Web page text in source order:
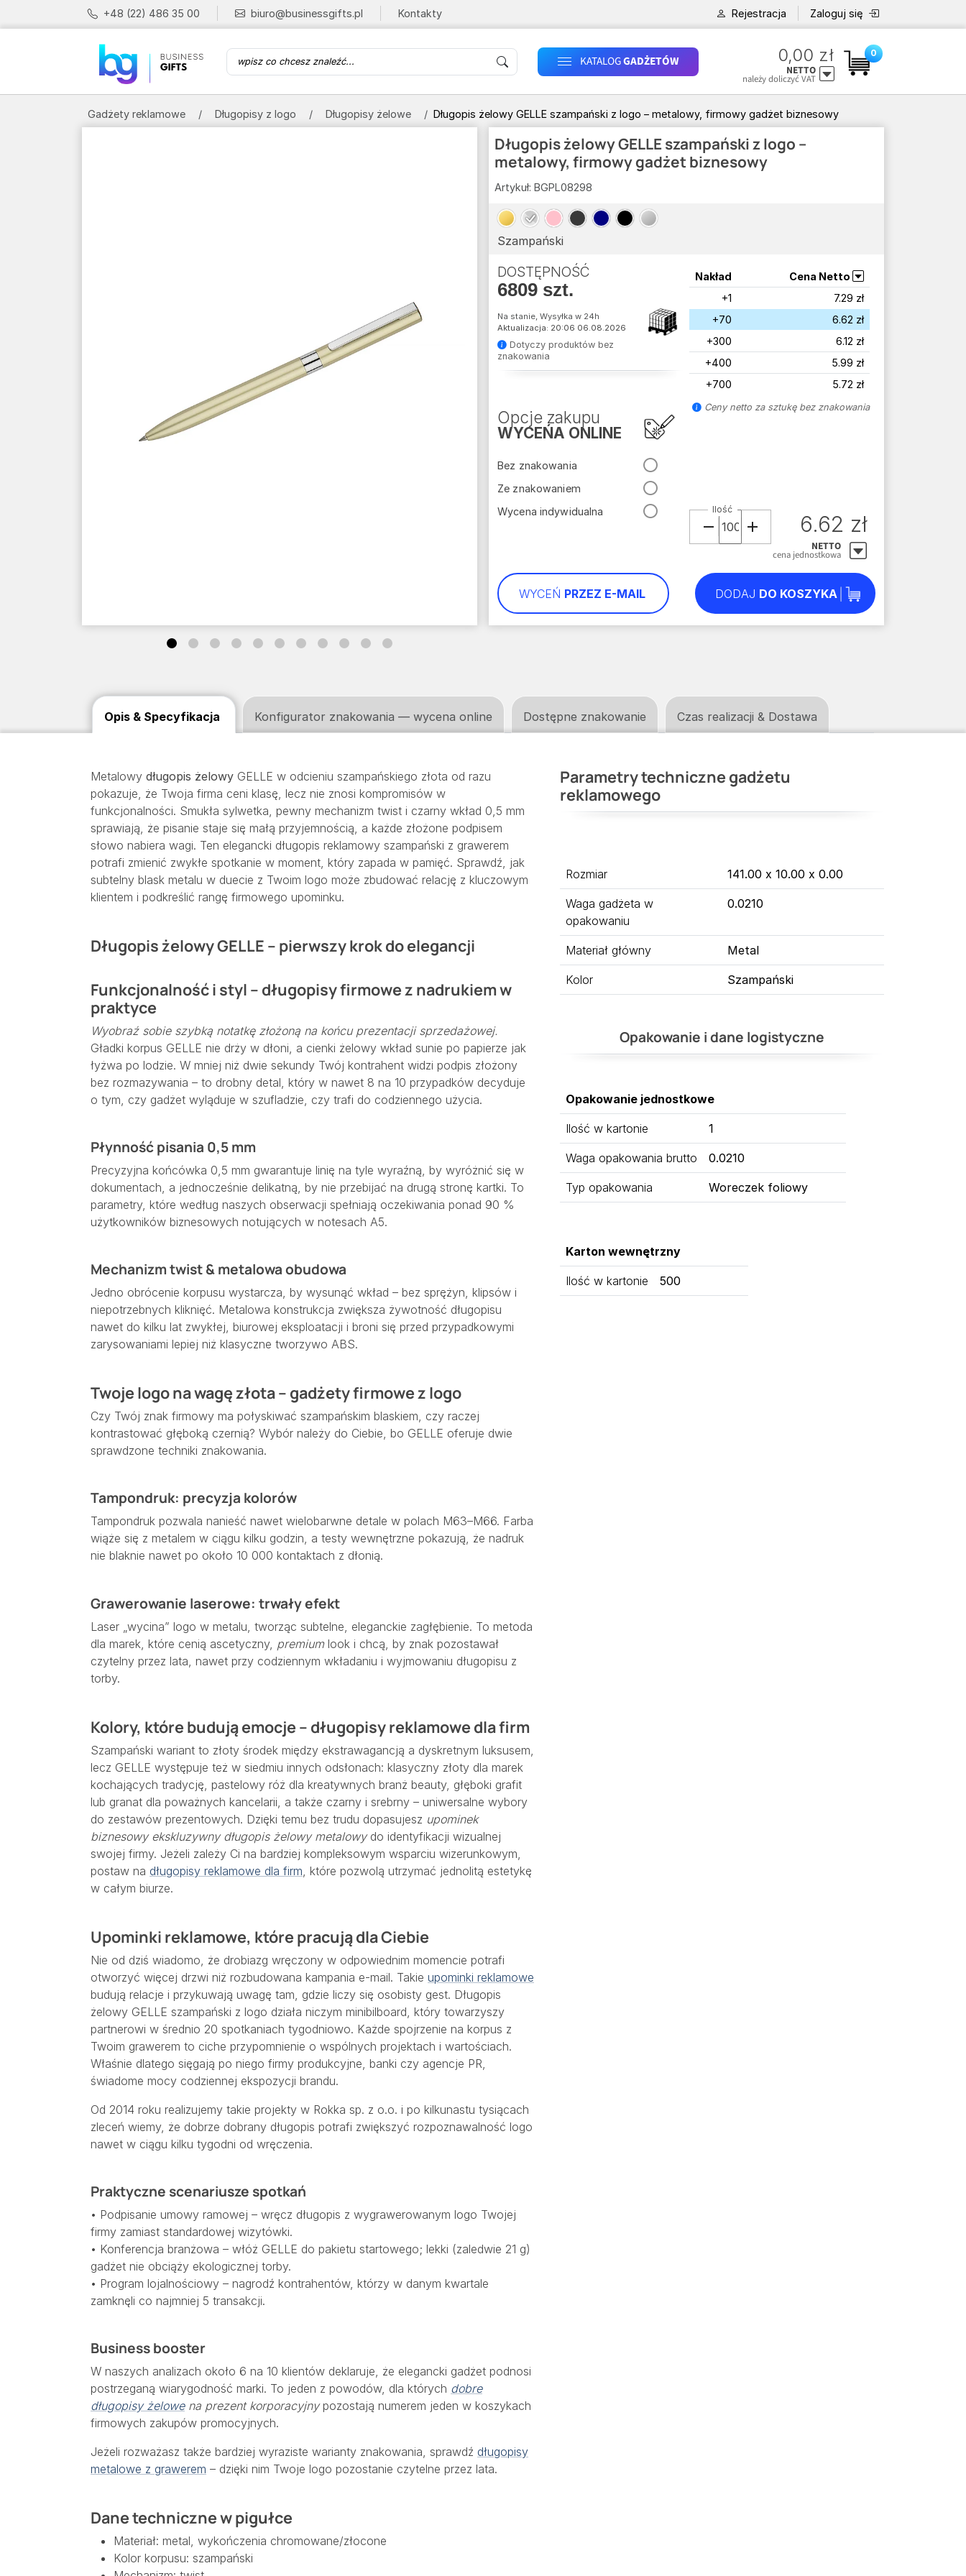
+48 (22) 486 35 00 biuro@businessgifts.pl Kontakty Rejestracja Zaloguj się
KATALOGGADŻETÓW 0,00 zł
NETTO
należy doliczyć VAT
0
Gadżety reklamowe Długopisy z logo Długopisy żelowe Długopis żelowy GELLE szampański z logo – metalowy, firmowy gadżet biznesowy
Długopis żelowy GELLE szampański z logo –
metalowy, firmowy gadżet biznesowy
Metalowy długopis żelowy GELLE w odcieniu szampańskiego złota od razu
pokazuje, że Twoja firma ceni klasę, lecz nie znosi kompromisów w
funkcjonalności. Smukła sylwetka, pewny mechanizm twist i czarny wkład 0,5 mm
sprawiają, że pisanie staje się małą przyjemnością, a każde złożone podpisem
słowo nabiera wagi. Ten elegancki długopis reklamowy szampański z grawerem
potrafi zmienić zwykłe spotkanie w moment, który zapada w pamięć. Sprawdź, jak
subtelny blask metalu w duecie z Twoim logo może zbudować relację z kluczowym
klientem i podkreślić rangę firmowego upominku.
Długopis żelowy GELLE – pierwszy krok do elegancji
Funkcjonalność i styl – długopisy firmowe z nadrukiem w
praktyce
Wyobraź sobie szybką notatkę złożoną na końcu prezentacji sprzedażowej.
Gładki korpus GELLE nie drży w dłoni, a cienki żelowy wkład sunie po papierze jak
łyżwa po lodzie. W mniej niż dwie sekundy Twój kontrahent widzi podpis złożony
bez rozmazywania – to drobny detal, który w nawet 8 na 10 przypadków decyduje
o tym, czy gadżet wyląduje w szufladzie, czy trafi do codziennego użycia.
Płynność pisania 0,5 mm
Precyzyjna końcówka 0,5 mm gwarantuje linię na tyle wyraźną, by wyróżnić się w
dokumentach, a jednocześnie delikatną, by nie przebijać na drugą stronę kartki. To
parametry, które według naszych obserwacji spełniają oczekiwania ponad 90 %
użytkowników biznesowych notujących w notesach A5.
Mechanizm twist & metalowa obudowa
Jedno obrócenie korpusu wystarcza, by wysunąć wkład – bez sprężyn, klipsów i
niepotrzebnych kliknięć. Metalowa konstrukcja zwiększa żywotność długopisu
nawet do kilku lat zwykłej, biurowej eksploatacji i broni się przed przypadkowymi
zarysowaniami lepiej niż klasyczne tworzywo ABS.
Twoje logo na wagę złota – gadżety firmowe z logo
Czy Twój znak firmowy ma połyskiwać szampańskim blaskiem, czy raczej
kontrastować głęboką czernią? Wybór należy do Ciebie, bo GELLE oferuje dwie
sprawdzone techniki znakowania.
Tampondruk: precyzja kolorów
Tampondruk pozwala nanieść nawet wielobarwne detale w polach M63–M66. Farba
wiąże się z metalem w ciągu kilku godzin, a testy wewnętrzne pokazują, że nadruk
nie blaknie nawet po około 10 000 kontaktach z dłonią.
Grawerowanie laserowe: trwały efekt
Laser „wycina” logo w metalu, tworząc subtelne, eleganckie zagłębienie. To metoda
dla marek, które cenią ascetyczny, premiumlook i chcą, by znak pozostawał
czytelny przez lata, nawet przy codziennym wkładaniu i wyjmowaniu długopisu z
torby.
Kolory, które budują emocje – długopisy reklamowe dla firm
Szampański wariant to złoty środek między ekstrawagancją a dyskretnym luksusem,
lecz GELLE występuje też w siedmiu innych odsłonach: klasyczny złoty dla marek
kochających tradycję, pastelowy róż dla kreatywnych branż beauty, głęboki grafit
lub granat dla poważnych kancelarii, a także czarny i srebrny – uniwersalne wybory
do zestawów prezentowych. Dzięki temu bez trudu dopasujesz upominek
biznesowy ekskluzywny długopis żelowy metalowydo identyfikacji wizualnej
swojej firmy. Jeżeli zależy Ci na bardziej kompleksowym wsparciu wizerunkowym,
postaw na długopisy reklamowe dla firm , które pozwolą utrzymać jednolitą estetykę
w całym biurze.
Upominki reklamowe, które pracują dla Ciebie
Nie od dziś wiadomo, że drobiazg wręczony w odpowiednim momencie potrafi
otworzyć więcej drzwi niż rozbudowana kampania e-mail. Takie upominki reklamowe
budują relacje i przykuwają uwagę tam, gdzie liczy się osobisty gest. Długopis
żelowy GELLE szampański z logo działa niczym minibilboard, który towarzyszy
partnerowi w średnio 20 spotkaniach tygodniowo. Każde spojrzenie na korpus z
Twoim grawerem to ciche przypomnienie o wspólnych projektach i wartościach.
Właśnie dlatego sięgają po niego firmy produkcyjne, banki czy agencje PR,
świadome mocy codziennej ekspozycji brandu.
Od 2014 roku realizujemy takie projekty w Rokka sp. z o.o. i po kilkunastu tysiącach
zleceń wiemy, że dobrze dobrany długopis potrafi zwiększyć rozpoznawalność logo
nawet w ciągu kilku tygodni od wręczenia.
Praktyczne scenariusze spotkań
• Podpisanie umowy ramowej – wręcz długopis z wygrawerowanym logo Twojej
firmy zamiast standardowej wizytówki.
• Konferencja branżowa – włóż GELLE do pakietu startowego; lekki (zaledwie 21 g)
gadżet nie obciąży ekologicznej torby.
• Program lojalnościowy – nagrodź kontrahentów, którzy w danym kwartale
zamknęli co najmniej 5 transakcji.
Business booster
W naszych analizach około 6 na 10 klientów deklaruje, że elegancki gadżet podnosi
postrzeganą wiarygodność marki. To jeden z powodów, dla których dobre
długopisy żelowena prezent korporacyjnypozostają numerem jeden w koszykach
firmowych zakupów promocyjnych.
Jeżeli rozważasz także bardziej wyraziste warianty znakowania, sprawdź długopisy
metalowe z grawerem – dzięki nim Twoje logo pozostanie czytelne przez lata.
Dane techniczne w pigułce
Materiał: metal, wykończenia chromowane/złocone
Kolor korpusu: szampański
Parametry techniczne gadżetu
reklamowego
Rozmiar 141.00 x 10.00 x 0.00
Waga gadżeta w
opakowaniu
0.0210
Materiał główny Metal
Kolor Szampański
Opakowanie i dane logistyczne
Opakowanie jednostkowe
Ilość w kartonie 1
Waga opakowania brutto 0.0210
Typ opakowania Woreczek foliowy
Karton wewnętrzny
Ilość w kartonie 500
Opis & Specyfikacja Konfigurator znakowania — wycena online Dostępne znakowanie Czas realizacji & Dostawa
Artykuł: BGPL08298
Szampański
DOSTĘPNOŚĆ
6809 szt.
Na stanie, Wysyłka w 24h
Aktualizacja: 20:06 06.08.2026
Dotyczy produktów bez
znakowania
Opcje zakupu
WYCEŃA ONLINE
Bez znakowania
Ze znakowaniem
Wycena indywidualna
Nakład
Cena Netto
+1
7.29 zł
+70
6.62 zł
+300
6.12 zł
+400
5.99 zł
+700
5.72 zł
Ceny netto za sztukę bez znakowania
Ilość
6.62 zł
NETTO
cena jednostkowa
WYCEŃ PRZEZ E-MAIL DODAJ DO KOSZYKA